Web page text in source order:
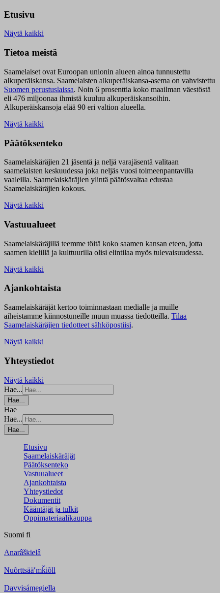
Etusivu
Näytä kaikki
Tietoa meistä
Saamelaiset ovat Euroopan unionin alueen ainoa tunnustettu
alkuperäiskansa. Saamelaisten alkuperäiskansa-asema on vahvistettu
Suomen perustuslaissa. Noin 6 prosenttia koko maailman väestöstä
eli 476 miljoonaa ihmistä kuuluu alkuperäiskansoihin.
Alkuperäiskansoja elää 90 eri valtion alueella.
Näytä kaikki
Päätöksenteko
Saamelaiskäräjien 21 jäsentä ja neljä varajäsentä valitaan
saamelaisten keskuudessa joka neljäs vuosi toimeenpantavilla
vaaleilla. Saamelaiskäräjien ylintä päätösvaltaa edustaa
Saamelaiskäräjien kokous.
Näytä kaikki
Vastuualueet
Saamelaiskäräjillä teemme töitä koko saamen kansan eteen, jotta
saamen kielillä ja kulttuurilla olisi elintilaa myös tulevaisuudessa.
Näytä kaikki
Ajankohtaista
Saamelaiskäräjät kertoo toiminnastaan medialle ja muille
aiheistamme kiinnostuneille muun muassa tiedotteilla. Tilaa
Saamelaiskäräjien tiedotteet sähköpostiisi.
Näytä kaikki
Yhteystiedot
Näytä kaikki
Hae...
Hae...
Hae
Hae...
Hae...
Etusivu
Saamelaiskäräjät
Päätöksenteko
Vastuualueet
Ajankohtaista
Yhteystiedot
Dokumentit
Kääntäjät ja tulkit
Oppimateriaalikauppa
Suomi fi
Anarâškielâ
Nuõrttsääʹmǩiõll
Davvisámegiella